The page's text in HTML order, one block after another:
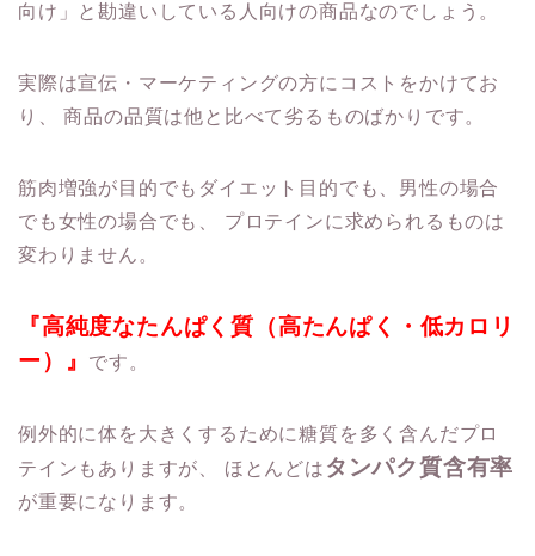
向け」と勘違いしている人向けの商品なのでしょう。
実際は宣伝・マーケティングの方にコストをかけてお
り、
商品の品質は他と比べて劣るものばかりです。
筋肉増強が目的でもダイエット目的でも、男性の場合
でも女性の場合でも、
プロテインに求められるものは
変わりません。
『高純度なたんぱく質（高たんぱく・低カロリ
ー）』 です。
例外的に体を大きくするために糖質を多く含んだプロ
テインもありますが、
ほとんどは タンパク質含有率
が重要になります。